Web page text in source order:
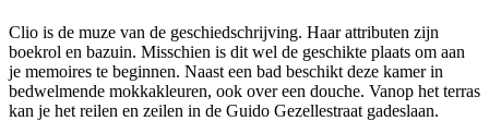
Clio is de muze van de geschiedschrijving. Haar attributen zijn
boekrol en bazuin. Misschien is dit wel de geschikte plaats om aan
je memoires te beginnen. Naast een bad beschikt deze kamer in
bedwelmende mokkakleuren, ook over een douche. Vanop het terras
kan je het reilen en zeilen in de Guido Gezellestraat gadeslaan.